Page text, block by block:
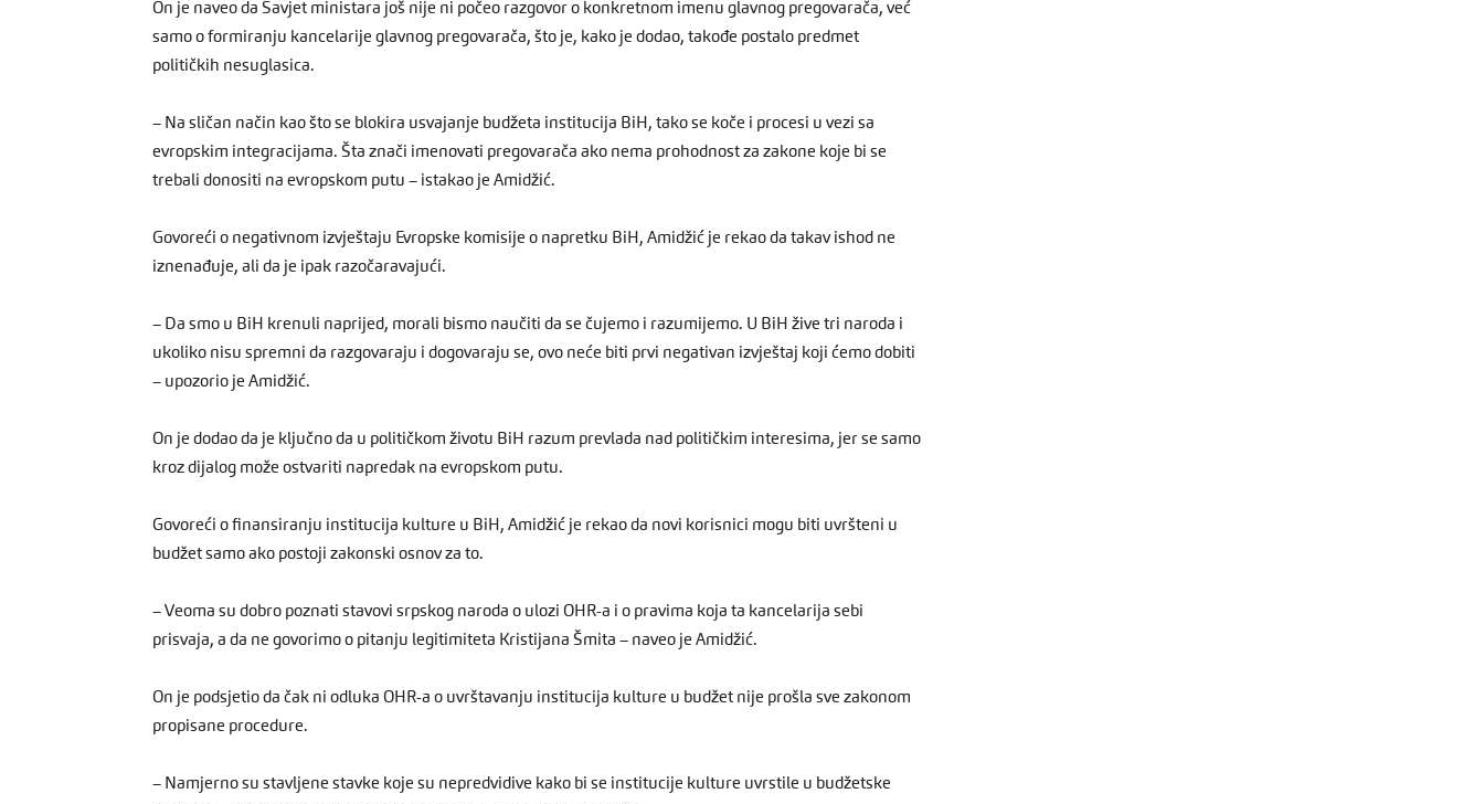
On je naveo da Savjet ministara još nije ni počeo razgovor o konkretnom imenu glavnog pregovarača, već
samo o formiranju kancelarije glavnog pregovarača, što je, kako je dodao, takođe postalo predmet
političkih nesuglasica.
– Na sličan način kao što se blokira usvajanje budžeta institucija BiH, tako se koče i procesi u vezi sa
evropskim integracijama. Šta znači imenovati pregovarača ako nema prohodnost za zakone koje bi se
trebali donositi na evropskom putu – istakao je Amidžić.
Govoreći o negativnom izvještaju Evropske komisije o napretku BiH, Amidžić je rekao da takav ishod ne
iznenađuje, ali da je ipak razočaravajući.
– Da smo u BiH krenuli naprijed, morali bismo naučiti da se čujemo i razumijemo. U BiH žive tri naroda i
ukoliko nisu spremni da razgovaraju i dogovaraju se, ovo neće biti prvi negativan izvještaj koji ćemo dobiti
– upozorio je Amidžić.
On je dodao da je ključno da u političkom životu BiH razum prevlada nad političkim interesima, jer se samo
kroz dijalog može ostvariti napredak na evropskom putu.
Govoreći o finansiranju institucija kulture u BiH, Amidžić je rekao da novi korisnici mogu biti uvršteni u
budžet samo ako postoji zakonski osnov za to.
– Veoma su dobro poznati stavovi srpskog naroda o ulozi OHR-a i o pravima koja ta kancelarija sebi
prisvaja, a da ne govorimo o pitanju legitimiteta Kristijana Šmita – naveo je Amidžić.
On je podsjetio da čak ni odluka OHR-a o uvrštavanju institucija kulture u budžet nije prošla sve zakonom
propisane procedure.
– Namjerno su stavljene stavke koje su nepredvidive kako bi se institucije kulture uvrstile u budžetske